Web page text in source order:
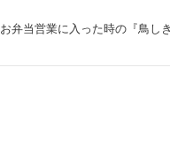
お弁当営業に入った時の『鳥し